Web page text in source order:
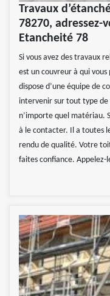
Travaux
78270, adressez-
Etancheité 78
Si vous avez des travaux
est un couvreur à qui
dispose d’une équipe de
intervenir sur tout type
n’importe quel matériau.
à le contacter. Il a toutes
rendu de qualité. Votre
faites confiance. Appelez-